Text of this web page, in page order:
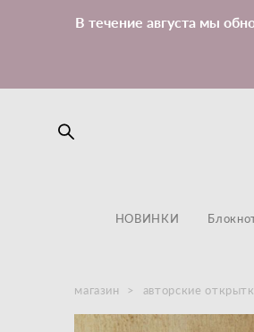
В течение августа мы
НОВИНКИ
магазин > авторские